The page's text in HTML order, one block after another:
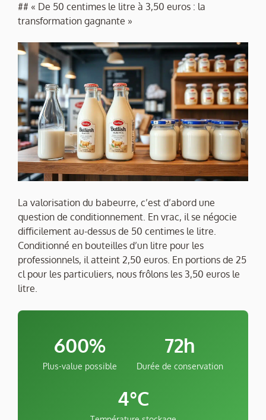
## « De 50 centimes le litre à 3,50 euros : la
transformation gagnante »
La valorisation du babeurre, c’est d’abord une
question de conditionnement. En vrac, il se négocie
difficilement au-dessus de 50 centimes le litre.
Conditionné en bouteilles d’un litre pour les
professionnels, il atteint 2,50 euros. En portions de 25
cl pour les particuliers, nous frôlons les 3,50 euros le
litre.
600%
Plus-value possible
72h
Durée de conservation
4°C